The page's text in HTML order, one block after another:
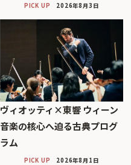
PICK UP 2026年8月3日
ヴィオッティ×東響 ウィーン
音楽の核心へ迫る古典プログ
ラム
PICK UP 2026年8月1日